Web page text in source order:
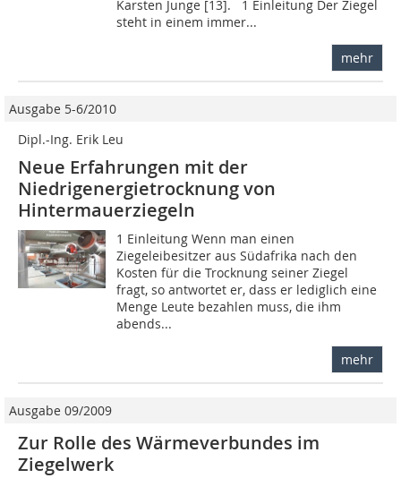
Karsten Junge [13]. 1 Einleitung Der Ziegel
steht in einem immer...
mehr
Ausgabe 5-6/2010
Dipl.-Ing. Erik Leu
Neue Erfahrungen mit der
Niedrigenergie­trocknung von
Hintermauerziegeln
1 Einleitung Wenn man einen
Ziegeleibesitzer aus Südafrika nach den
Kosten für die Trocknung seiner Ziegel
fragt, so antwortet er, dass er lediglich eine
Menge Leute bezahlen muss, die ihm
abends...
mehr
Ausgabe 09/2009
Zur Rolle des Wärmeverbundes im
Ziegelwerk